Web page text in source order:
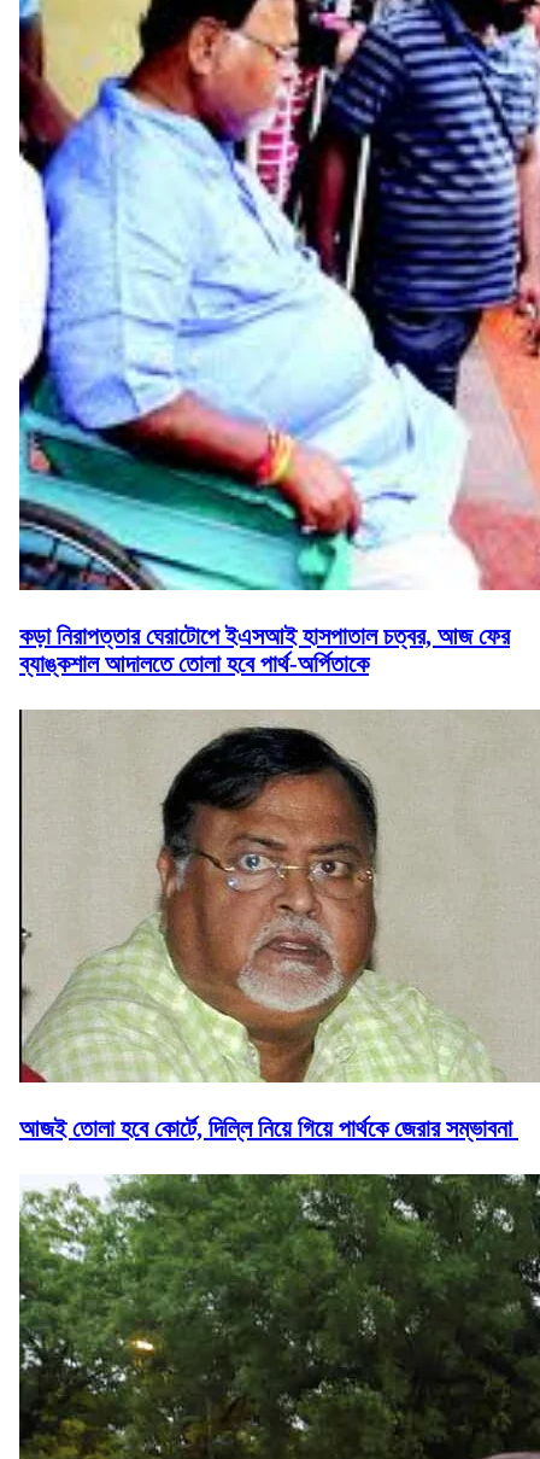
কড়া নিরাপত্তার ঘেরাটোপে ইএসআই হাসপাতাল চত্বর, আজ ফের
ব্যাঙ্কশাল আদালতে তোলা হবে পার্থ-অর্পিতাকে
আজই তোলা হবে কোর্টে, দিল্লি নিয়ে গিয়ে পার্থকে জেরার সম্ভাবনা